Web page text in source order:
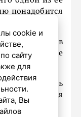
понадобится
отметила в
впервые
время сквозь
ни разу себя
cookie и
сайту
для
Вы